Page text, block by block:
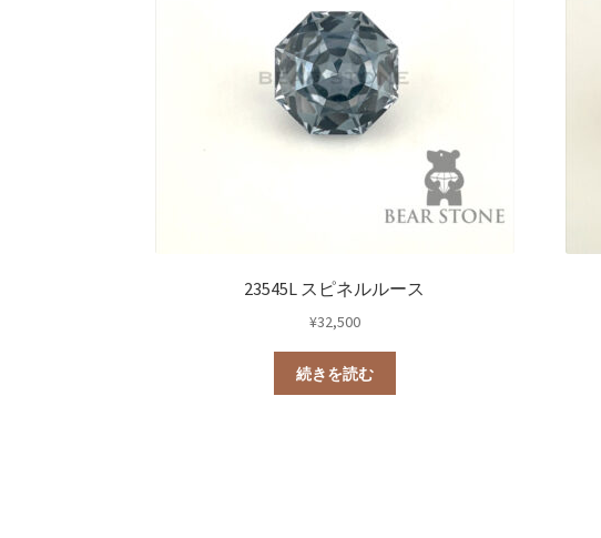
23545L スピネルルース
¥32,500
続きを読む